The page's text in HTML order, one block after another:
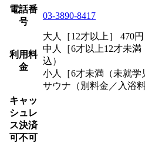
電話番
号
03-3890-8417
利用料
金
大人［12才以上］ 470円
中人［6才以上12才未
込）
小人［6才未満（未就学
サウナ（別料金／入浴
キャッ
シュレ
ス決済
可不可